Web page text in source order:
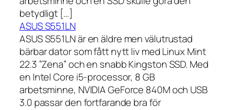
betydligt […]
ASUS S551LN
ASUS S551LN är en äldre men välutrustad
bärbar dator som fått nytt liv med Linux Mint
22.3 ”Zena” och en snabb Kingston SSD. Med
en Intel Core i5-processor, 8 GB
arbetsminne, NVIDIA GeForce 840M och USB
3.0 passar den fortfarande bra för